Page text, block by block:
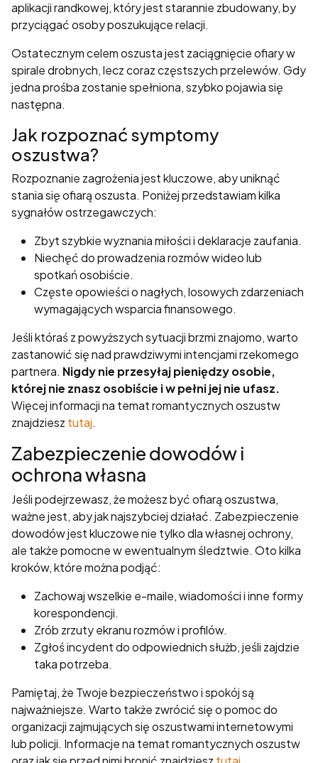
aplikacji randkowej, który jest starannie zbudowany, by
przyciągać osoby poszukujące relacji.
Ostatecznym celem oszusta jest zaciągnięcie ofiary w
spirale drobnych, lecz coraz częstszych przelewów. Gdy
jedna prośba zostanie spełniona, szybko pojawia się
następna.
Jak rozpoznać symptomy
oszustwa?
Rozpoznanie zagrożenia jest kluczowe, aby uniknąć
stania się ofiarą oszusta. Poniżej przedstawiam kilka
sygnałów ostrzegawczych:
Zbyt szybkie wyznania miłości i deklaracje zaufania.
Niechęć do prowadzenia rozmów wideo lub
spotkań osobiście.
Częste opowieści o nagłych, losowych zdarzeniach
wymagających wsparcia finansowego.
Jeśli któraś z powyższych sytuacji brzmi znajomo, warto
zastanowić się nad prawdziwymi intencjami rzekomego
partnera. Nigdy nie przesyłaj pieniędzy osobie,
której nie znasz osobiście i w pełni jej nie ufasz.
Więcej informacji na temat romantycznych oszustw
znajdziesz tutaj.
Zabezpieczenie dowodów i
ochrona własna
Jeśli podejrzewasz, że możesz być ofiarą oszustwa,
ważne jest, aby jak najszybciej działać. Zabezpieczenie
dowodów jest kluczowe nie tylko dla własnej ochrony,
ale także pomocne w ewentualnym śledztwie. Oto kilka
kroków, które można podjąć:
Zachowaj wszelkie e-maile, wiadomości i inne formy
korespondencji.
Zrób zrzuty ekranu rozmów i profilów.
Zgłoś incydent do odpowiednich służb, jeśli zajdzie
taka potrzeba.
Pamiętaj, że Twoje bezpieczeństwo i spokój są
najważniejsze. Warto także zwrócić się o pomoc do
organizacji zajmujących się oszustwami internetowymi
lub policji. Informacje na temat romantycznych oszustw
odwiedzania naszej
strony, zwiększasz
szansę na
zobaczenie
spersonalizowanych
treści i ofert.